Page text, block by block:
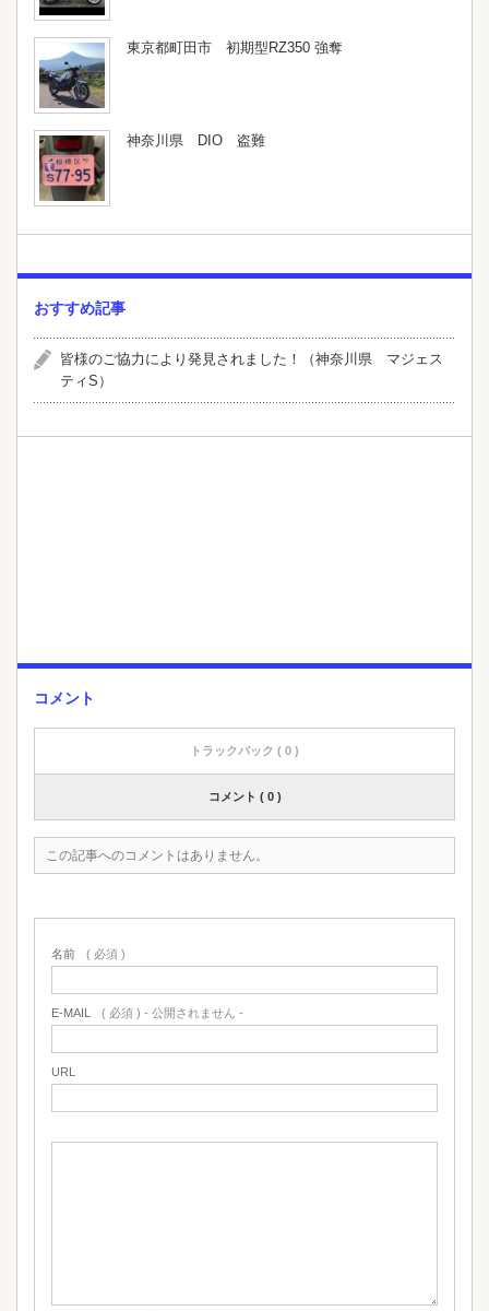
東京都町田市 初期型RZ350 強奪
神奈川県 DIO 盗難
おすすめ記事
皆様のご協力により発見されました！（神奈川県 マジェス
ティS）
コメント
トラックバック ( 0 )
コメント ( 0 )
この記事へのコメントはありません。
名前 ( 必須 )
E-MAIL ( 必須 ) - 公開されません -
URL